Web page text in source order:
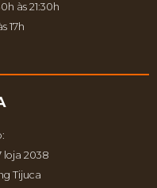
às 21:30h
17h
loja 2038
Tijuca